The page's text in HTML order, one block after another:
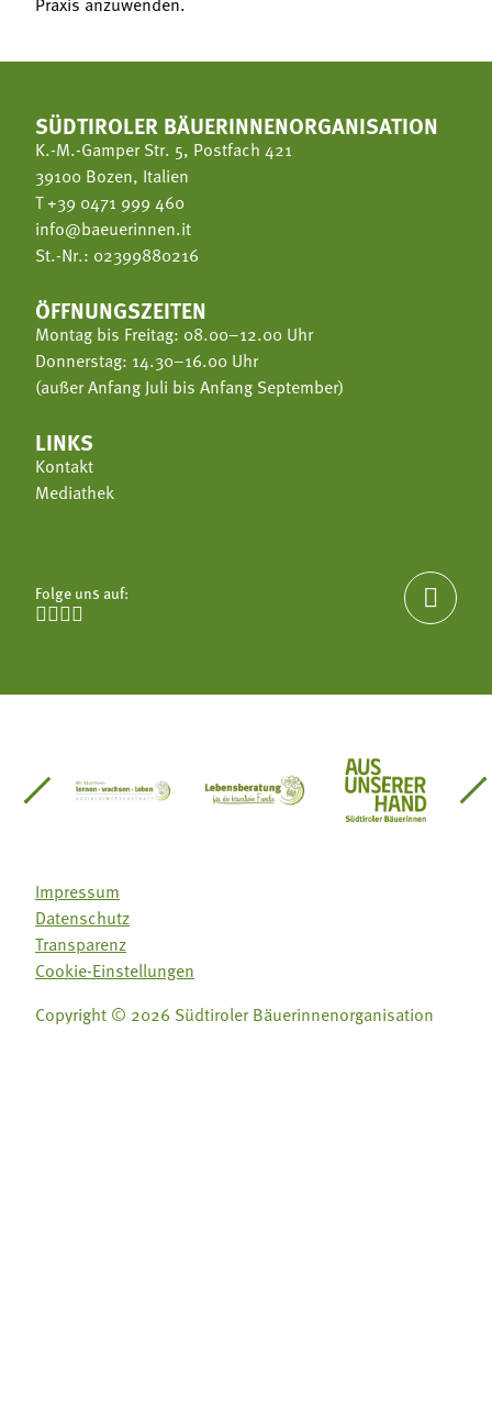
SÜDTIROLER BÄUERINNENORGANISATION
K.-M.-Gamper Str. 5, Postfach 421
39100 Bozen, Italien
T+39 0471 999 460
info@baeuerinnen.it
St.-Nr.: 02399880216
ÖFFNUNGSZEITEN
Montag bis Freitag: 08.00–12.00 Uhr
Donnerstag: 14.30–16.00 Uhr
(außer Anfang Juli bis Anfang September)
LINKS
Kontakt
Mediathek
Folge uns auf:
   

Südtirol
Gärtnervereinigung
Sozialgenossenschaft Mit Bäuerinnen lernen -
Lebensberatung für dieAus unserer
Impressum
Datenschutz
Transparenz
Cookie-Einstellungen
Copyright © 2026 Südtiroler Bäuerinnenorganisation